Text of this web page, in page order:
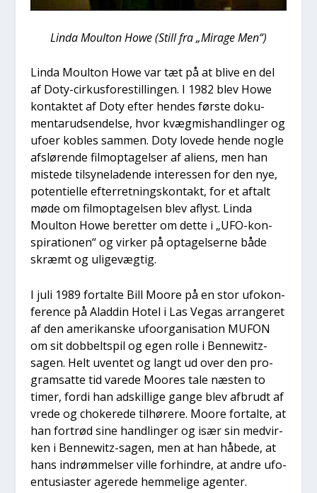
Lin­da Moult­on Howe (Still fra „Mira­ge Men“)
Lin­da Moult­on Howe var tæt på at bli­ve en del
af Doty-cir­kus­fo­re­stil­lin­gen. I 1982 blev Howe
kon­tak­tet af Doty efter hen­des før­ste doku­
men­tar­ud­sen­del­se, hvor kvæg­mis­hand­lin­ger og
ufo­er kob­les sam­men. Doty love­de hen­de nog­le
afslø­ren­de film­op­ta­gel­ser af ali­ens, men han
miste­de til­sy­ne­la­den­de inter­es­sen for den nye,
poten­ti­el­le efter­ret­nings­kon­takt, for et aftalt
møde om film­op­ta­gel­sen blev aflyst. Lin­da
Moult­on Howe beret­ter om det­te i „UFO-kon­
spira­tio­nen“ og vir­ker på opta­gel­ser­ne både
skræmt og uli­ge­væg­tig.
I juli 1989 for­tal­te Bill Moo­re på en stor ufo­kon­
fe­ren­ce på Alad­din Hotel i Las Vegas arran­ge­ret
af den ame­ri­kan­ske ufo­or­ga­ni­sa­tion MUFON
om sit dob­belt­spil og egen rol­le i Ben­newitz-
sagen. Helt uven­tet og langt ud over den pro­
gram­sat­te tid vare­de Moo­res tale næsten to
timer, for­di han adskil­li­ge gan­ge blev afbrudt af
vre­de og cho­ke­re­de til­hø­re­re. Moo­re for­tal­te, at
han fortrød sine hand­lin­ger og især sin med­vir­
ken i Ben­newitz-sagen, men at han håbe­de, at
hans indrøm­mel­ser vil­le for­hin­dre, at andre ufo­
en­tu­si­a­ster age­re­de hem­me­li­ge agen­ter.